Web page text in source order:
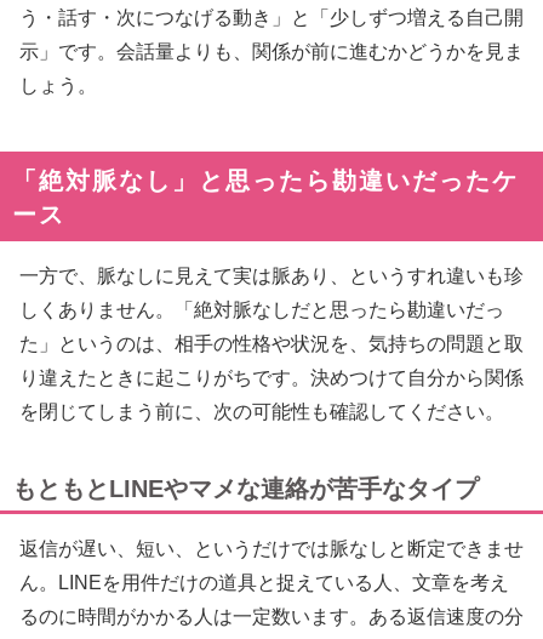
う・話す・次につなげる動き」と「少しずつ増える自己開
示」です。会話量よりも、関係が前に進むかどうかを見ま
しょう。
「絶対脈なし」と思ったら勘違いだったケ
ース
一方で、脈なしに見えて実は脈あり、というすれ違いも珍
しくありません。「絶対脈なしだと思ったら勘違いだっ
た」というのは、相手の性格や状況を、気持ちの問題と取
り違えたときに起こりがちです。決めつけて自分から関係
を閉じてしまう前に、次の可能性も確認してください。
もともとLINEやマメな連絡が苦手なタイプ
返信が遅い、短い、というだけでは脈なしと断定できませ
ん。LINEを用件だけの道具と捉えている人、文章を考え
るのに時間がかかる人は一定数います。ある返信速度の分